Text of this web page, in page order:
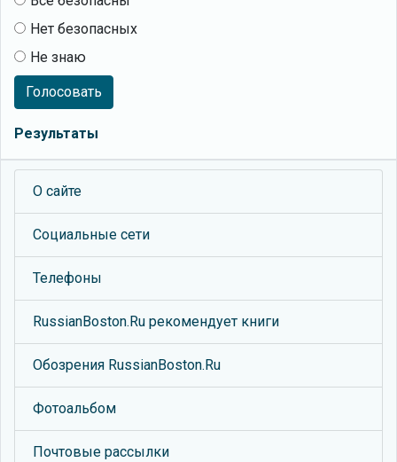
Нет безопасных
Не знаю
Голосовать
Результаты
О сайте
Социальные сети
Телефоны
RussianBoston.Ru рекомендует книги
Обозрения RussianBoston.Ru
Фотоальбом
Почтовые рассылки